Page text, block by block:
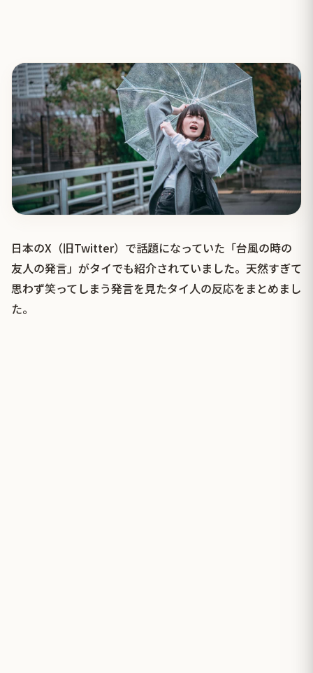
日本のX（旧Twitter）で話題になっていた「台風の時の
友人の発言」がタイでも紹介されていました。天然すぎて
思わず笑ってしまう発言を見たタイ人の反応をまとめまし
た。